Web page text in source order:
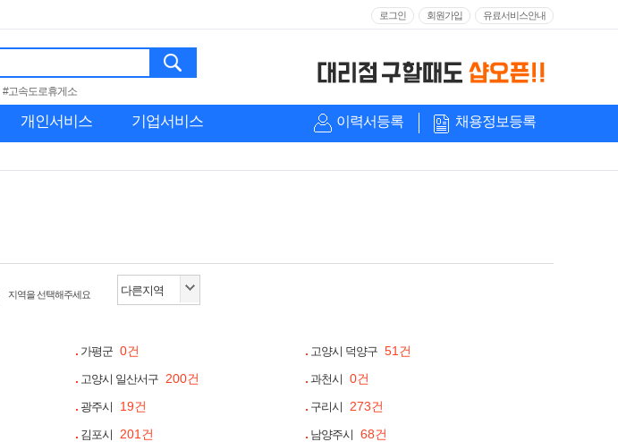
로그인 회원가입 유료서비스안내
#고속도로휴게소
개인서비스 기업서비스 이력서등록 채용정보등록
지역을 선택해주세요
가평군 0건 고양시 덕양구 51건
고양시 일산서구 200건 과천시 0건
광주시 19건 구리시 273건
김포시 201건 남양주시 68건